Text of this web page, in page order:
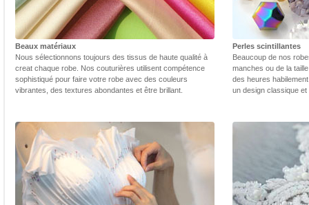
Beaux matériaux
Nous sélectionnons toujours des tissus de haute qualité à
creat chaque robe. Nos couturières utilisent compétence
sophistiqué pour faire votre robe avec des couleurs
vibrantes, des textures abondantes et être brillant.
Perles scintillantes
Beaucoup de nos
manches ou de la
des heures
un design classique